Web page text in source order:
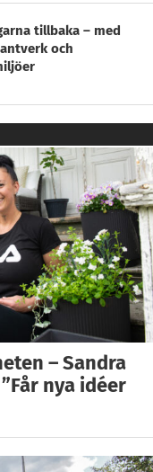
tillbaka – med
och
– Sandra
nya idéer